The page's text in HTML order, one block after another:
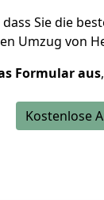
Sie die
Umzug von
Formular aus
Kostenlose